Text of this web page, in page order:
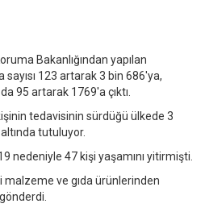
Bakanlığından yapılan
123 artarak 3 bin 686'ya,
95 artarak 1769'a çıktı.
tedavisinin sürdüğü ülkede 3
tutuluyor.
nedeniyle 47 kişi yaşamını yitirmişti.
malzeme ve gıda ürünlerinden